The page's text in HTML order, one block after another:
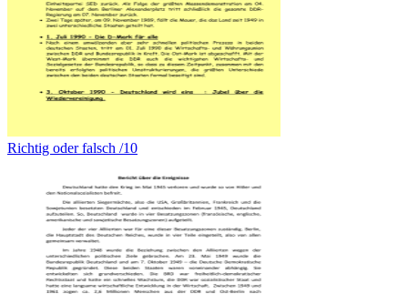
Richtig oder falsch /10